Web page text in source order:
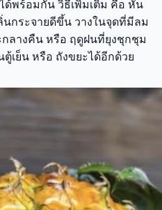
ด้พร้อมกัน วิธีเพิ่มเติม คือ หั่น
นกระจายดีขึ้น วางในจุดที่มีลม
กลางคืน หรือ ฤดูฝนที่ยุงชุกชุม
เย็น หรือ ถังขยะได้อีกด้วย